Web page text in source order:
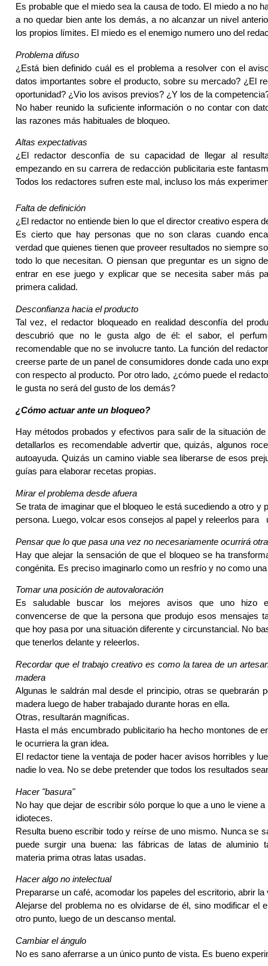
Es probable que el miedo sea la causa de todo. El miedo a no
a no quedar bien ante los demás, a no alcanzar un nivel
los propios límites. El miedo es el enemigo numero uno del
Problema difuso
¿Está bien definido cuál es el problema a resolver con el
datos importantes sobre el producto, sobre su mercado? ¿El
oportunidad? ¿Vio los avisos previos? ¿Y los de la
No haber reunido la suficiente información o no contar con
las razones más habituales de bloqueo.
Altas expectativas
¿El redactor desconfía de su capacidad de llegar al
empezando en su carrera de redacción publicitaria este
Todos los redactores sufren este mal, incluso los más
Falta de definición
¿El redactor no entiende bien lo que el director creativo espera
Es cierto que hay personas que no son claras cuando
verdad que quienes tienen que proveer resultados no siempre
todo lo que necesitan. O piensan que preguntar es un signo
entrar en ese juego y explicar que se necesita saber más
primera calidad.
Desconfianza hacia el producto
Tal vez, el redactor bloqueado en realidad desconfía del
descubrió que no le gusta algo de él: el sabor, el
recomendable que no se involucre tanto. La función del
creerse parte de un panel de consumidores donde cada uno
con respecto al producto. Por otro lado, ¿cómo puede el
le gusta no será del gusto de los demás?
¿Cómo actuar ante un bloqueo?
Hay métodos probados y efectivos para salir de la situación
detallarlos es recomendable advertir que, quizás, algunos
autoayuda. Quizás un camino viable sea liberarse de esos
guías para elaborar recetas propias.
Mirar el problema desde afuera
Se trata de imaginar que el bloqueo le está sucediendo a otro y
persona. Luego, volcar esos consejos al papel y releerlos para
Pensar que lo que pasa una vez no necesariamente ocurrirá otra
Hay que alejar la sensación de que el bloqueo se ha
congénita. Es preciso imaginarlo como un resfrío y no como
Tomar una posición de autovaloración
Es saludable buscar los mejores avisos que uno hizo
convencerse de que la persona que produjo esos mensajes
que hoy pasa por una situación diferente y circunstancial. No
que tenerlos delante y releerlos.
Recordar que el trabajo creativo es como la tarea de un
madera
Algunas le saldrán mal desde el principio, otras se quebrarán
madera luego de haber trabajado durante horas en ella.
Otras, resultarán magníficas.
Hasta el más encumbrado publicitario ha hecho montones de
le ocurriera la gran idea.
El redactor tiene la ventaja de poder hacer avisos horribles y
nadie lo vea. No se debe pretender que todos los resultados
Hacer "basura"
No hay que dejar de escribir sólo porque lo que a uno le viene
idioteces.
Resulta bueno escribir todo y reírse de uno mismo. Nunca se
puede surgir una buena: las fábricas de latas de aluminio
materia prima otras latas usadas.
Hacer algo no intelectual
Prepararse un café, acomodar los papeles del escritorio, abrir la
Alejarse del problema no es olvidarse de él, sino modificar el
otro punto, luego de un descanso mental.
Cambiar el ángulo
No es sano aferrarse a un único punto de vista. Es bueno